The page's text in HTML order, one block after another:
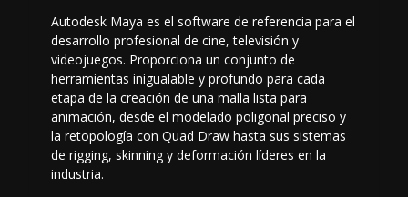
Autodesk Maya es el software de referencia para el
desarrollo profesional de cine, televisión y
videojuegos. Proporciona un conjunto de
herramientas inigualable y profundo para cada
etapa de la creación de una malla lista para
animación, desde el modelado poligonal preciso y
la retopología con Quad Draw hasta sus sistemas
de rigging, skinning y deformación líderes en la
industria.